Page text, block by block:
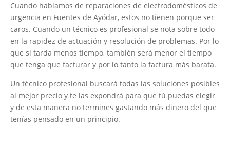
Cuando hablamos de reparaciones de electrodomésticos de
urgencia en Fuentes de Ayódar, estos no tienen porque ser
caros. Cuando un técnico es profesional se nota sobre todo
en la rapidez de actuación y resolución de problemas. Por lo
que si tarda menos tiempo, también será menor el tiempo
que tenga que facturar y por lo tanto la factura más barata.
Un técnico profesional buscará todas las soluciones posibles
al mejor precio y te las expondrá para que tú puedas elegir
y de esta manera no termines gastando más dinero del que
tenías pensado en un principio.